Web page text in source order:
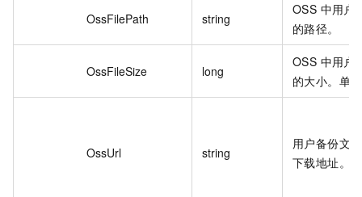
OssFilePath string
OSS 中用户
的路径。
OssFileSize long
OSS 中用户
的大小。单
OssUrl string
用户备份文
下载地址。